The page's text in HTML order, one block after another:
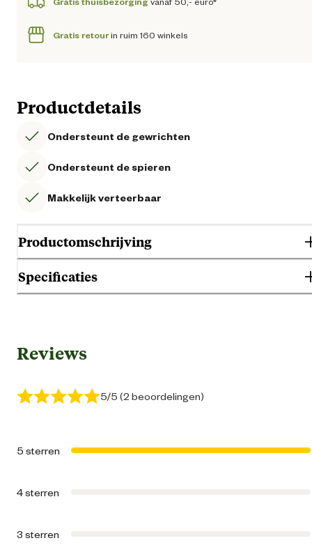
Gratis retourin ruim 160 winkels
Productdetails
Ondersteunt de gewrichten
Ondersteunt de spieren
Makkelijk verteerbaar
Productomschrijving
Specificaties
Geschikt voor gezondheid
Geschikt voor leeftijdsfase
Geschikt voor ras
Reviews
5/5 (2 beoordelingen)
5 sterren
4 sterren
3 sterren